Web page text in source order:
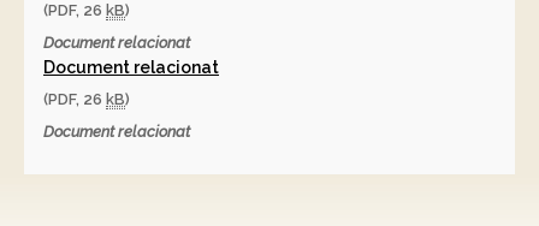
(PDF, 26 kB)
Document relacionat
Document relacionat
(PDF, 26 kB)
Document relacionat